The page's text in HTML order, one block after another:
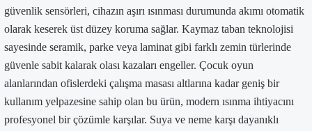
güvenlik sensörleri, cihazın aşırı ısınması durumunda akımı otomatik
olarak keserek üst düzey koruma sağlar. Kaymaz taban teknolojisi
sayesinde seramik, parke veya laminat gibi farklı zemin türlerinde
güvenle sabit kalarak olası kazaları engeller. Çocuk oyun
alanlarından ofislerdeki çalışma masası altlarına kadar geniş bir
kullanım yelpazesine sahip olan bu ürün, modern ısınma ihtiyacını
profesyonel bir çözümle karşılar. Suya ve neme karşı dayanıklı